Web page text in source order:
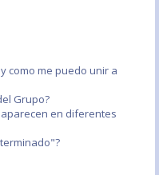
como me puedo unir a
Grupo?
en diferentes